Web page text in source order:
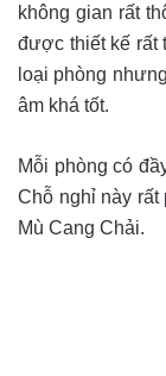
không gian rất
được thiết kế rất
loại phòng
âm khá tốt.
Mỗi phòng có
Chỗ nghỉ này
Mù Cang Chải.